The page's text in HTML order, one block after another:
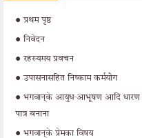
•प्रथम पृष्ठ
•निवेदन
•रहस्यमय प्रवचन
•उपासनासहित निष्काम कर्मयोग
• भगवान‍्के आयुध-आभूषण आदि धारण
पात्र बनाना
• भगवान‍्के प्रेमका विषय